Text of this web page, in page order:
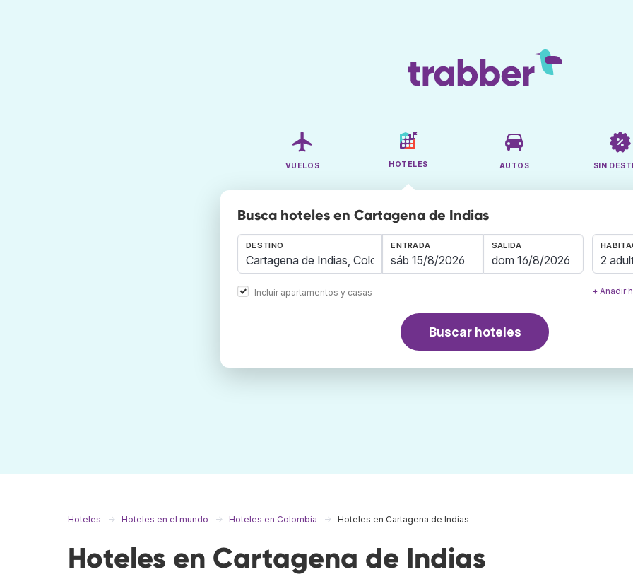
VUELOS HOTELES AUTOS SIN
Busca hoteles en Cartagena de Indias
DESTINO
Incluir apartamentos y casas
ENTRADA SALIDA
2
+ Añadir
Buscar hoteles
Hoteles Hoteles en el mundo Hoteles en Colombia Hoteles en Cartagena de Indias
Hoteles en Cartagena de Indias